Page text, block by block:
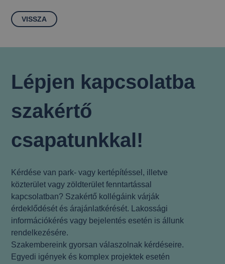
VISSZA
Lépjen kapcsolatba
szakértő
csapatunkkal!
Kérdése van park- vagy kertépítéssel, illetve
közterület vagy zöldterület fenntartással
kapcsolatban? Szakértő kollégáink várják
érdeklődését és árajánlatkérését. Lakossági
információkérés vagy bejelentés esetén is állunk
rendelkezésére.
Szakembereink gyorsan válaszolnak kérdéseire.
Egyedi igények és komplex projektek esetén